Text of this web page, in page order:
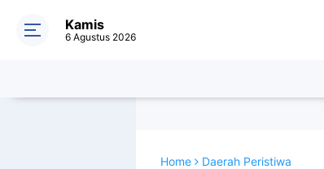
Kamis
6 Agustus 2026
Home Daerah Peristiwa